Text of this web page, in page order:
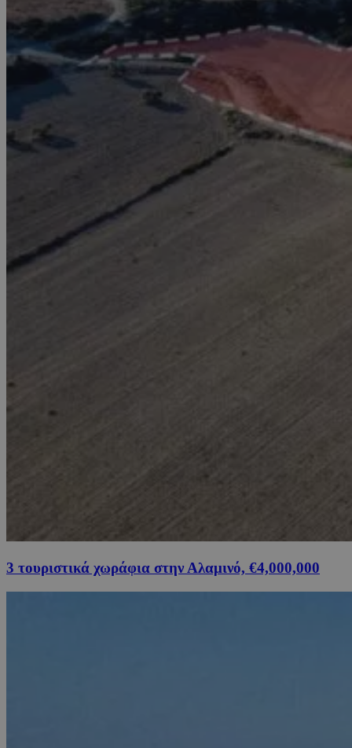
3 τουριστικά χωράφια στην Αλαμινό, €4,000,000